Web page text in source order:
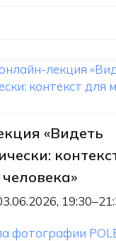
«Видеть
фотографии